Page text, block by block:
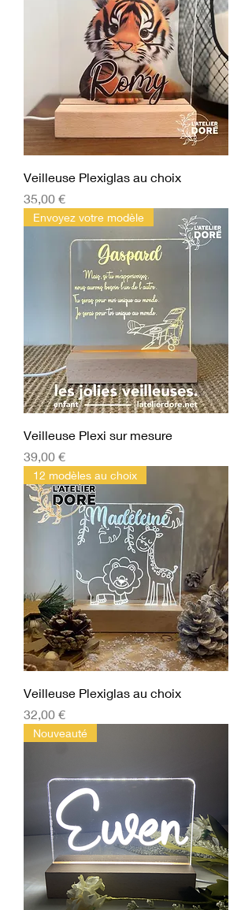
Veilleuse Plexiglas au choix
Prix
35,00 €
Envoyez votre modèle
Veilleuse Plexi sur mesure
Prix
39,00 €
12 modèles au choix
Veilleuse Plexiglas au choix
Prix
32,00 €
Nouveauté